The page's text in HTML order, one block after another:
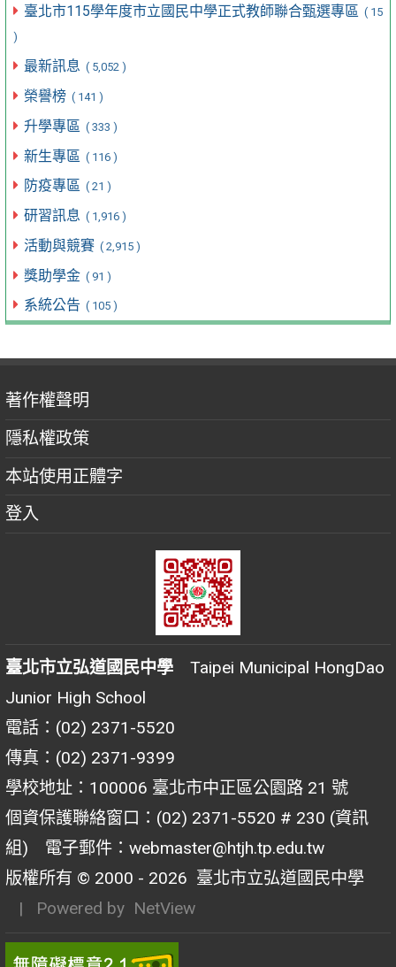
臺北市115學年度市立國民中學正式教師聯合甄選專區 ( 15
)
最新訊息 ( 5,052 )
榮譽榜 ( 141 )
升學專區 ( 333 )
新生專區 ( 116 )
防疫專區 ( 21 )
研習訊息 ( 1,916 )
活動與競賽 ( 2,915 )
獎助學金 ( 91 )
系統公告 ( 105 )
著作權聲明
隱私權政策
本站使用正體字
登入
臺北市立弘道國民中學 Taipei Municipal HongDao
Junior High School
電話：(02) 2371-5520
傳真：(02) 2371-9399
學校地址：100006 臺北市中正區公園路 21 號
個資保護聯絡窗口：(02) 2371-5520 # 230 (資訊
組) 電子郵件：webmaster@htjh.tp.edu.tw
版權所有 © 2000 - 2026 臺北市立弘道國民中學
| Powered by NetView